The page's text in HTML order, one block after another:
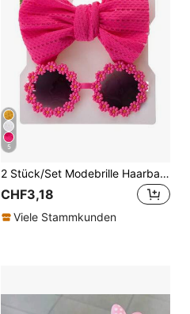
5
2 Stück/Set Modebrille Haarband Set für Kinder, Blumen Deko Mode Brillen Kopfbedeckung für Jungen & Mädchen
CHF3,18
Viele Stammkunden